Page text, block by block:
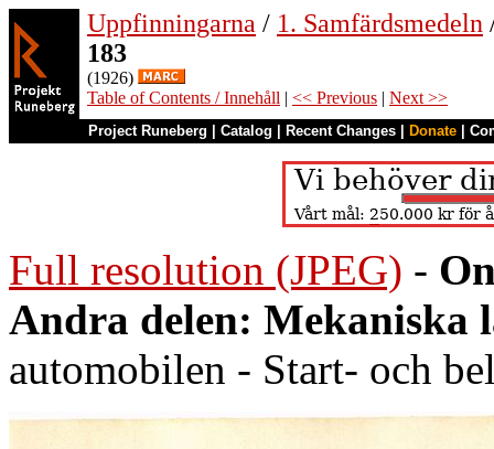
Uppfinningarna / 1. Samfärdsmedeln
183
(1926)
Table of Contents / Innehåll | << Previous | Next >>
Project Runeberg Catalog Recent Changes Donate
Full resolution (JPEG) -
Andra delen: Mekaniska
automobilen - Start- och